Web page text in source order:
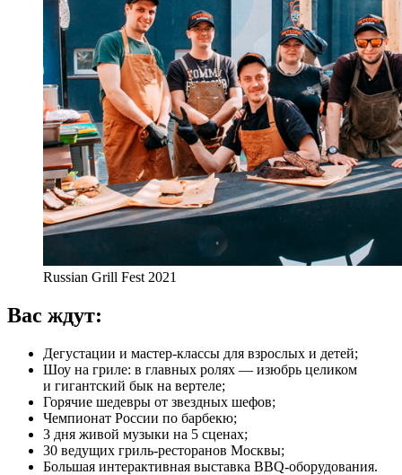
Russian Grill Fest 2021
Вас ждут:
Дегустации и мастер-классы для взрослых и детей;
Шоу на гриле: в главных ролях — изюбрь целиком
и гигантский бык на вертеле;
Горячие шедевры от звездных шефов;
Чемпионат России по барбекю;
3 дня живой музыки на 5 сценах;
30 ведущих гриль-ресторанов Москвы;
Большая интерактивная выставка BBQ-оборудования.